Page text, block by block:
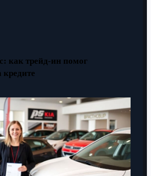
как трейд-ин помог
кредите